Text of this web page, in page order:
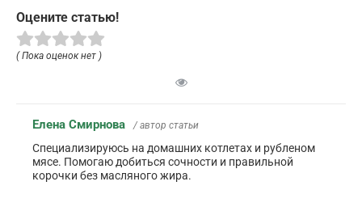
Оцените статью!
( Пока оценок нет )
Елена Смирнова / автор статьи
Специализируюсь на домашних котлетах и рубленом
мясе. Помогаю добиться сочности и правильной
корочки без масляного жира.